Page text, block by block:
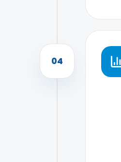
04